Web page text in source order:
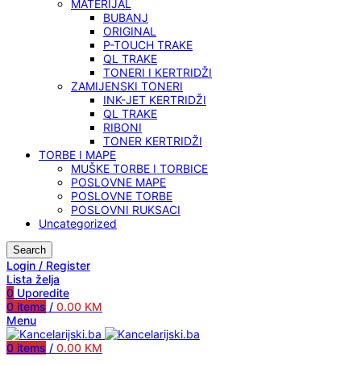
MATERIJAL
BUBANJ
ORIGINAL
P-TOUCH TRAKE
QL TRAKE
TONERI I KERTRIDŽI
ZAMIJENSKI TONERI
INK-JET KERTRIDŽI
QL TRAKE
RIBONI
TONER KERTRIDŽI
TORBE I MAPE
MUŠKE TORBE I TORBICE
POSLOVNE MAPE
POSLOVNE TORBE
POSLOVNI RUKSACI
Uncategorized
Search
Login / Register
Lista želja
0 Uporedite
0 items / 0.00 KM
Menu
0 items / 0.00 KM